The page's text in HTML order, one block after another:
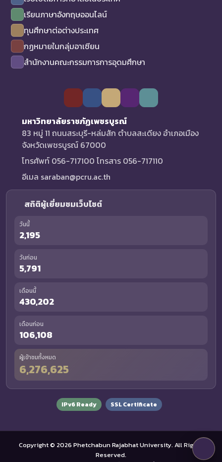
เรียนภาษาอังกฤษออนไลน์
ทุนศึกษาต่อต่างประเทศ
กฏหมายในกลุ่มอาเซียน
สำนักงานคณะกรรมการการอุดมศึกษา
มหาวิทยาลัยราชภัฏเพชรบูรณ์
83 หมู่ 11 ถนนสระบุรี-หล่มสัก ตำบลสะเดียง อำเภอเมือง
จังหวัดเพชรบูรณ์ 67000
โทรศัพท์ 056-717100 โทรสาร 056-717110
อีเมล saraban@pcru.ac.th
สถิติผู้เยี่ยมชมเว็บไซต์
วันนี้
2,195
วันก่อน
5,791
เดือนนี้
430,202
เดือนก่อน
106,108
ผู้เข้าชมทั้งหมด
6,276,625
IPv6 Ready SSL Certificate
Copyright © 2026 Phetchabun Rajabhat University. All Rights
Reserved.